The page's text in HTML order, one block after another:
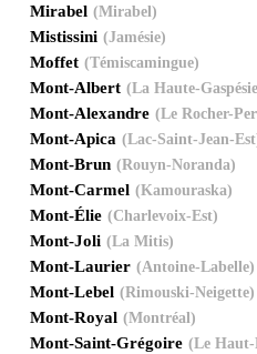
Mirabel (Mirabel)
Mistissini (Jamésie)
Moffet (Témiscamingue)
Mont-Albert (La Haute-
Mont-Alexandre (Le Rocher-
Mont-Apica (Lac-Saint-Jean-
Mont-Brun (Rouyn-Noranda)
Mont-Carmel (Kamouraska)
Mont-Élie (Charlevoix-Est)
Mont-Joli (La Mitis)
Mont-Laurier (Antoine-Labelle)
Mont-Lebel (Rimouski-Neigette)
Mont-Royal (Montréal)
Mont-Saint-Grégoire (Le Haut-